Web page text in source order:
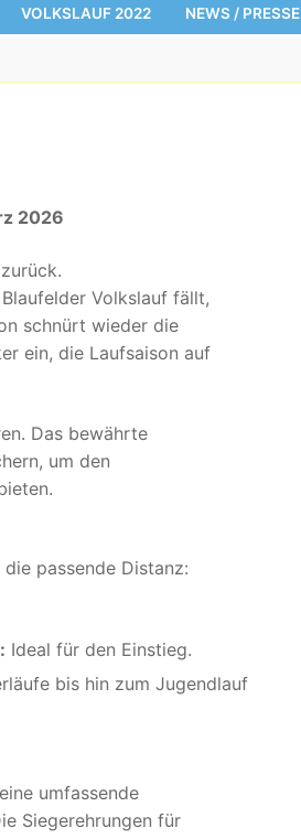
VOLKSLAUF 2022 NEWS / PRESSE
2026
Volkslauf fällt,
schnürt wieder die
ein, die Laufsaison auf
Das bewährte
um den
passende Distanz:
Ideal für den Einstieg.
bis hin zum Jugendlauf
umfassende
Siegerehrungen für